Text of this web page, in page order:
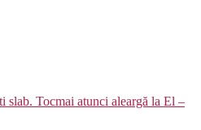
slab. Tocmai atunci aleargă la El –